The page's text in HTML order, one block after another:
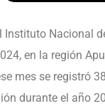
Nacional
en la región
mes se registró
durante el año